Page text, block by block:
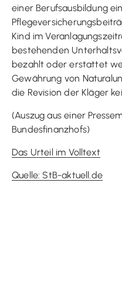
einer Berufsausbildung
Kind im
bestehenden
bezahlt oder erstattet
Gewährung von
die Revision der Kläger
(Auszug aus einer
Bundesfinanzhofs)
Das Urteil im Volltext
Quelle: StB-aktuell.de